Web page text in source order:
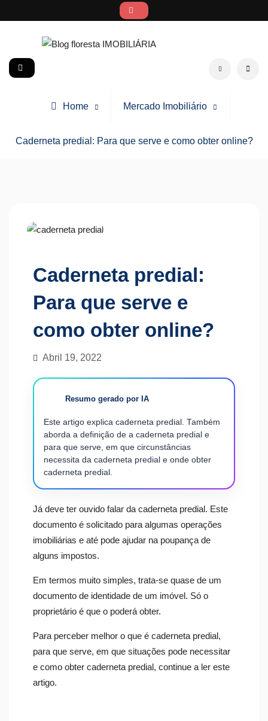
to
Blog floresta IMOBILIÁRIA Search social
Home Mercado Imobiliário
Caderneta predial: Para que serve e como obter online?
Caderneta predial:
Para que serve e
como obter online?
Abril 19, 2022
Resumo gerado por IA
Este artigo explica caderneta predial. Também
aborda a definição de a caderneta predial e
para que serve, em que circunstâncias
necessita da caderneta predial e onde obter
caderneta predial.
Já deve ter ouvido falar da caderneta predial. Este
documento é solicitado para algumas operações
imobiliárias e até pode ajudar na poupança de
alguns impostos.
Em termos muito simples, trata-se quase de um
documento de identidade de um imóvel. Só o
proprietário é que o poderá obter.
Para perceber melhor o que é caderneta predial,
para que serve, em que situações pode necessitar
e como obter caderneta predial, continue a ler este
artigo.